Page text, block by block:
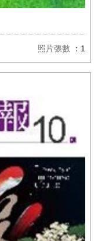
照片張數 ：1